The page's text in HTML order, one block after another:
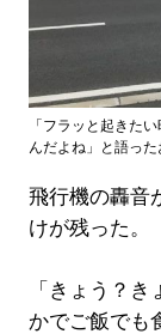
「フラッと起きた
んだよね」と語った
飛行機の轟音
けが残った。
「きょう？
かでご飯でも